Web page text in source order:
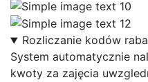
Rozliczanie kodów
System automatycznie
kwoty za zajęcia